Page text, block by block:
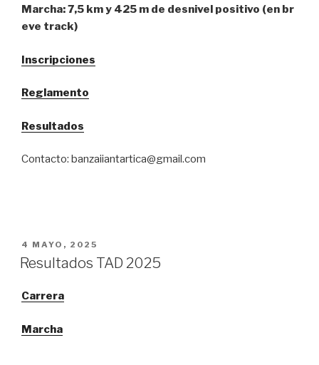
Marcha: 7,5 km y 425 m de desnivel positivo (en br
eve track)
Inscripciones
Reglamento
Resultados
Contacto: banzaiiantartica@gmail.com
PUBLICADO
EL
4 MAYO, 2025
Resultados TAD 2025
Carrera
Marcha